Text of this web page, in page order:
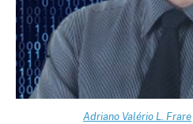
Adriano Valério L. Frare